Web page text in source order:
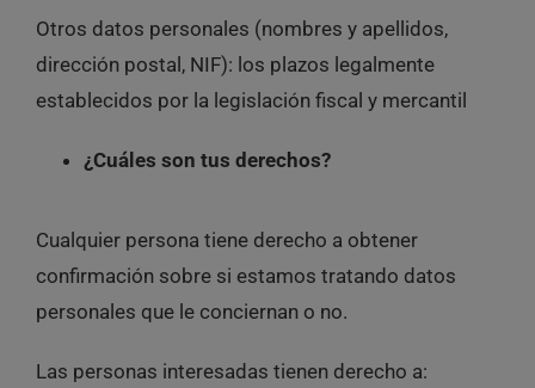
Otros datos personales (nombres y apellidos,
dirección postal, NIF): los plazos legalmente
establecidos por la legislación fiscal y mercantil
¿Cuáles son tus derechos?
Cualquier persona tiene derecho a obtener
confirmación sobre si estamos tratando datos
personales que le conciernan o no.
Las personas interesadas tienen derecho a: